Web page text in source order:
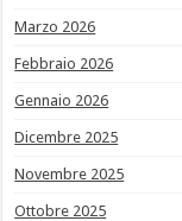
Marzo 2026
Febbraio 2026
Gennaio 2026
Dicembre 2025
Novembre 2025
Ottobre 2025